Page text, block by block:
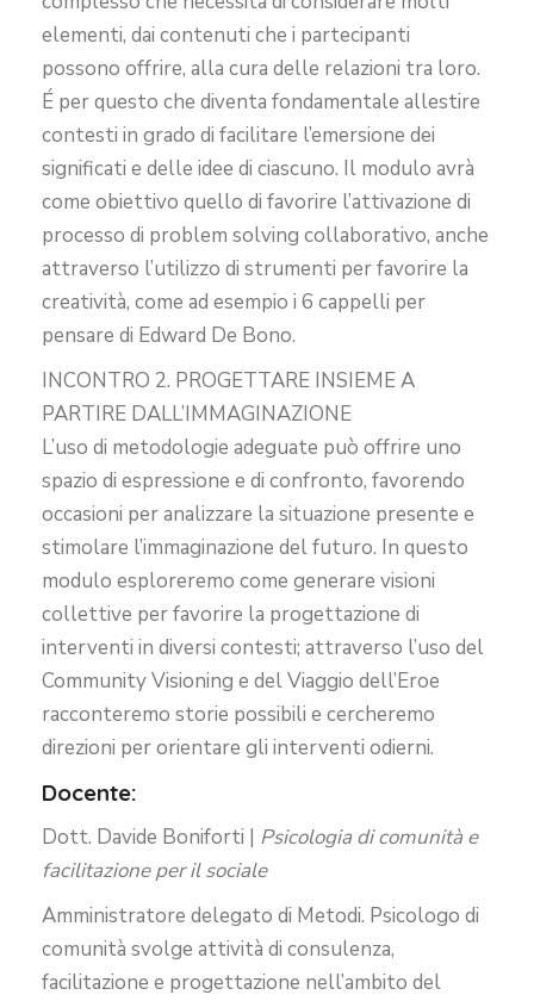
elementi, dai contenuti che i partecipanti
possono offrire, alla cura delle relazioni tra loro.
É per questo che diventa fondamentale allestire
contesti in grado di facilitare l’emersione dei
significati e delle idee di ciascuno. Il modulo avrà
come obiettivo quello di favorire l’attivazione di
processo di problem solving collaborativo, anche
attraverso l’utilizzo di strumenti per favorire la
creatività, come ad esempio i 6 cappelli per
pensare di Edward De Bono.
INCONTRO 2. PROGETTARE INSIEME A
PARTIRE DALL’IMMAGINAZIONE
L’uso di metodologie adeguate può offrire uno
spazio di espressione e di confronto, favorendo
occasioni per analizzare la situazione presente e
stimolare l’immaginazione del futuro. In questo
modulo esploreremo come generare visioni
collettive per favorire la progettazione di
interventi in diversi contesti; attraverso l’uso del
Community Visioning e del Viaggio dell’Eroe
racconteremo storie possibili e cercheremo
direzioni per orientare gli interventi odierni.
Docente:
Dott. Davide Boniforti | Psicologia di comunità e
facilitazione per il sociale
Amministratore delegato di Metodi. Psicologo di
comunità svolge attività di consulenza,
facilitazione e progettazione nell’ambito del